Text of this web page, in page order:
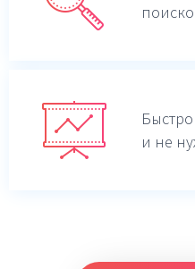
и не